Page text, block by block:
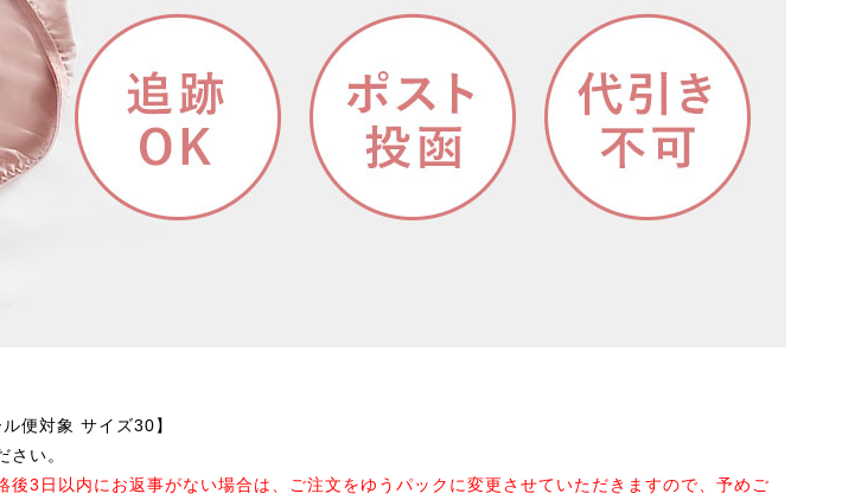
便対象 サイズ30】
い。
3日以内にお返事がない場合は、ご注文をゆうパックに変更させていただきますので、予めご